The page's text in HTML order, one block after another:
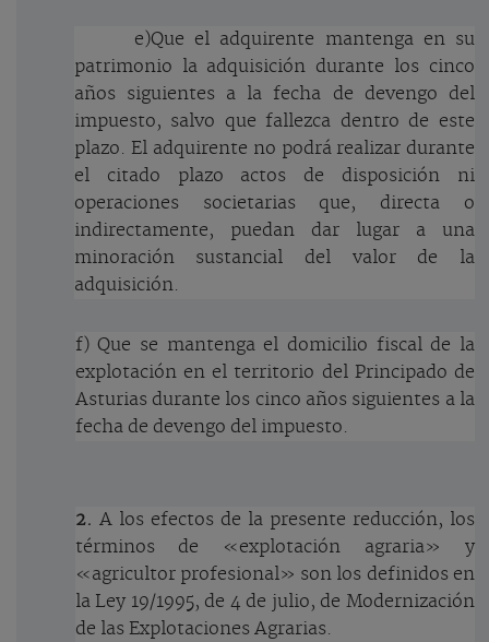
e)Que el adquirente mantenga en su
patrimonio la adquisición durante los cinco
años siguientes a la fecha de devengo del
impuesto, salvo que fallezca dentro de este
plazo. El adquirente no podrá realizar durante
el citado plazo actos de disposición ni
operaciones societarias que, directa o
indirectamente, puedan dar lugar a una
minoración sustancial del valor de la
adquisición.
f) Que se mantenga el domicilio fiscal de la
explotación en el territorio del Principado de
Asturias durante los cinco años siguientes a la
fecha de devengo del impuesto.
2. A los efectos de la presente reducción, los
términos de «explotación agraria» y
«agricultor profesional» son los definidos en
la Ley 19/1995, de 4 de julio, de Modernización
de las Explotaciones Agrarias.